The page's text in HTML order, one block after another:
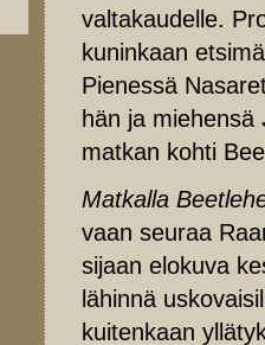
valtakaudelle.
kuninkaan
Pienessä
hän ja miehensä
matkan kohti
Matkalla
vaan seuraa
sijaan elokuva
lähinnä
kuitenkaan